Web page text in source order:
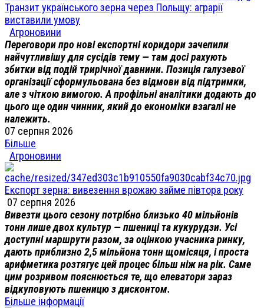
Транзит українського зерна через Польщу: аграрії
виставили умову
Агроновини
Переговори про нові експортні коридори зачепили
найчутливішу для сусідів тему — там досі рахують
збитки від подій трирічної давнини. Позиція галузевої
організації сформульована без відмови від підтримки,
але з чіткою вимогою. А профільні аналітики додають до
цього ще один чинник, який до економіки взагалі не
належить.
07 серпня 2026
Більше
Агроновини
Експорт зерна: вивезення врожаю займе півтора року
07 серпня 2026
Вивезти цього сезону потрібно близько 40 мільйонів
тонн лише двох культур — пшениці та кукурудзи. Усі
доступні маршрути разом, за оцінкою учасника ринку,
дають приблизно 2,5 мільйона тонн щомісяця, і проста
арифметика розтягує цей процес більш ніж на рік. Саме
цим розривом пояснюється те, що елеватори зараз
відкуповують пшеницю з дисконтом.
Більше інформації